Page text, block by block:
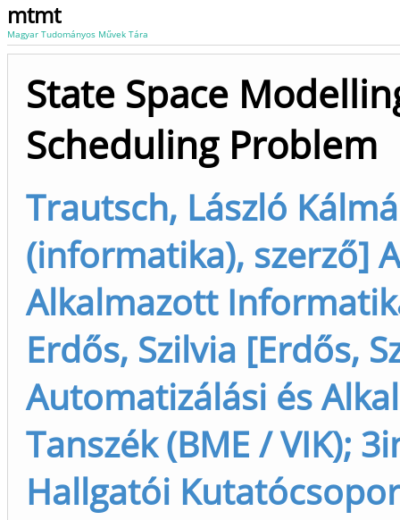
mtmt
Magyar Tudományos Művek Tára
State Space
Scheduling Problem
Trautsch, László
(informatika), szerző]
Alkalmazott
Erdős, Szilvia [Erdős,
Automatizálási és
Tanszék (BME / VIK);
Hallgatói